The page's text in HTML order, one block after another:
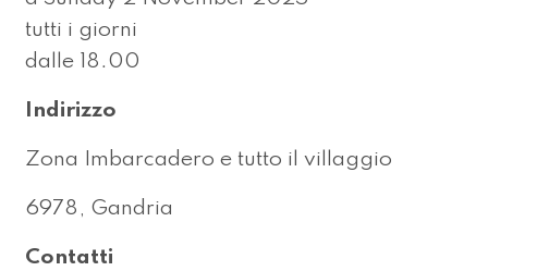
tutti i giorni
dalle 18.00
Indirizzo
Zona Imbarcadero e tutto il villaggio
6978, Gandria
Contatti